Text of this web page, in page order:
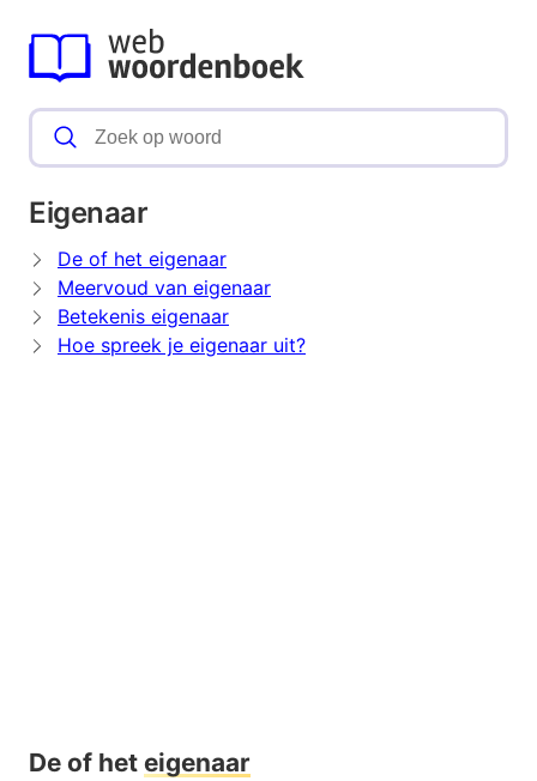
Eigenaar
De of het eigenaar
Meervoud van eigenaar
Betekenis eigenaar
Hoe spreek je eigenaar uit?
De of het eigenaar